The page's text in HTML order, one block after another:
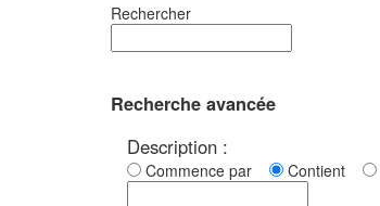
Rechercher
Recherche avancée
Description :
Commence par Contient